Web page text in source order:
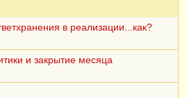
в реализации...как?
и закрытие месяца